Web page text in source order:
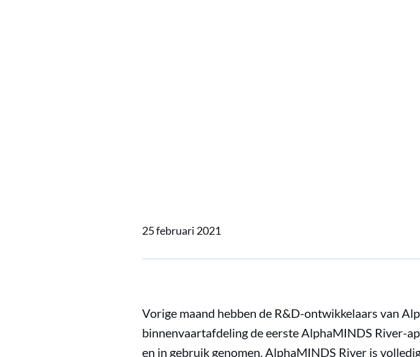
25 februari 2021
Vorige maand hebben de R&D-ontwikkelaars van
binnenvaartafdeling de eerste AlphaMINDS River-
en in gebruik genomen. AlphaMINDS River is